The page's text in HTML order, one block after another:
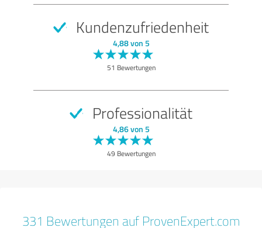
Kundenzufriedenheit
4,88 von 5
51 Bewertungen
Professionalität
4,86 von 5
49 Bewertungen
331 Bewertungen auf ProvenExpert.com